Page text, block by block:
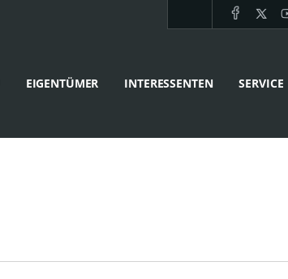
EIGENTÜMER INTERESSENTEN SERVICE